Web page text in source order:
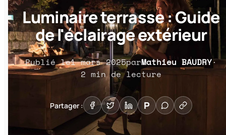
Luminaire terrasse : Guide
de l'éclairage extérieur
Publié le1 mars 2025parMathieu BAUDRY·
2 min de lecture
Partager : P